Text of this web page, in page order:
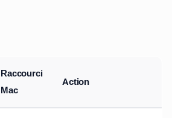
Raccourci
Mac
Action